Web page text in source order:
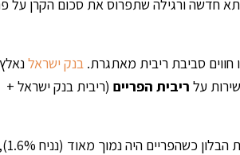
חדשה ורגילה שתפרוס את סכום הקרן על
סביבת ריבית מאתגרת. בנק ישראלנאלץ
על ריבית הפריים(ריבית בנק ישראל +
ניקח קרן של 1,000,000 ₪ שצריך למחזר. אם לקחתם את הבלון כשהפריים היה נמוך מאוד (נניח 1.6%),